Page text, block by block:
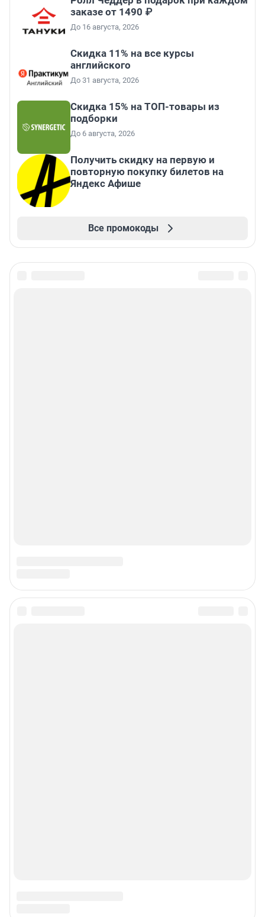
заказе от 1490 ₽
До 16 августа, 2026
Скидка 11% на все курсы
английского
До 31 августа, 2026
Скидка 15% на ТОП-товары из
подборки
До 6 августа, 2026
Получить скидку на первую и
повторную покупку билетов на
Яндекс Афише
Все промокоды